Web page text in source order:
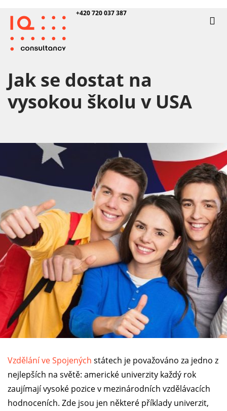
+420 720 037 387
Jak se dostat na
vysokou školu v USA
Vzdělání ve Spojených státech je považováno za jedno z
nejlepších na světě: americké univerzity každý rok
zaujímají vysoké pozice v mezinárodních vzdělávacích
hodnoceních. Zde jsou jen některé příklady univerzit,